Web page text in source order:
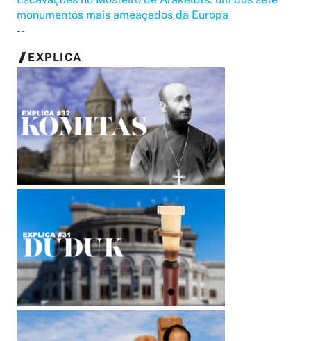
monumentos mais ameaçados da Europa
--
EXPLICA